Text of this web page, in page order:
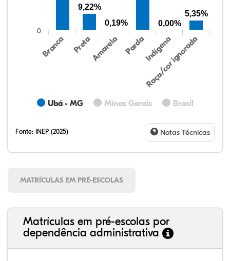
Ubá - MG Minas Gerais Brasil
Branca PretaAmarela PardaIndígena
Raça/cor ignorada
0
9,22%
0,19%
0,00%
5,35%
Fonte: INEP (2025) Notas Técnicas
MATRÍCULAS EM PRÉ-ESCOLAS
Matrículas em pré-escolas por
dependência administrativa